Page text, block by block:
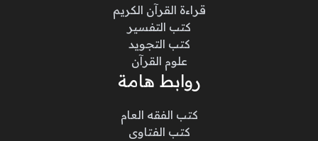
قراءة القرآن الكريم
كتب التفسير
كتب التجويد
علوم القرآن
روابط هامة
كتب الفقه العام
كتب الفتاوى